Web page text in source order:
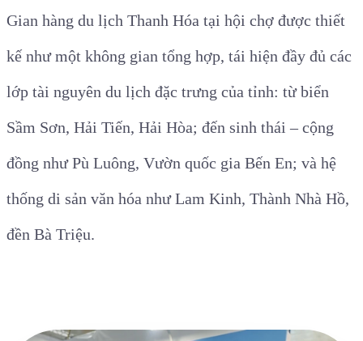
Gian hàng du lịch Thanh Hóa tại hội chợ được thiết
kế như một không gian tổng hợp, tái hiện đầy đủ các
lớp tài nguyên du lịch đặc trưng của tỉnh: từ biển
Sầm Sơn, Hải Tiến, Hải Hòa; đến sinh thái – cộng
đồng như Pù Luông, Vườn quốc gia Bến En; và hệ
thống di sản văn hóa như Lam Kinh, Thành Nhà Hồ,
đền Bà Triệu.